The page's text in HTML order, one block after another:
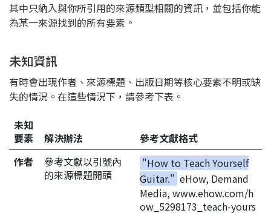
其中只納入與你所引用的來源類型相關的資訊，並包括你能
為某一來源找到的所有要素。
未知資訊
有時會出現作者、來源標題、出版日期等核心要素不明或缺
失的情況。在這些情況下，請參考下表。
未知
要素
解決辦法
參考文獻格式
作者
參考文獻以引號內
的來源標題開頭
"How to Teach Yourself
Guitar." eHow, Demand
Media, www.ehow.com/h
ow_5298173_teach-yours